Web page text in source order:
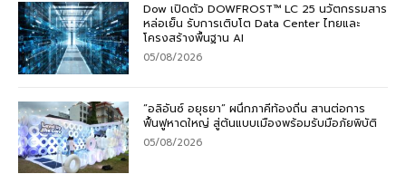
Dow เปิดตัว DOWFROST™ LC 25 นวัตกรรมสาร
หล่อเย็น รับการเติบโต Data Center ไทยและ
โครงสร้างพื้นฐาน AI
05/08/2026
“อลิอันซ์ อยุธยา” ผนึกภาคีท้องถิ่น สานต่อการ
ฟื้นฟูหาดใหญ่ สู่ต้นแบบเมืองพร้อมรับมือภัยพิบัติ
05/08/2026